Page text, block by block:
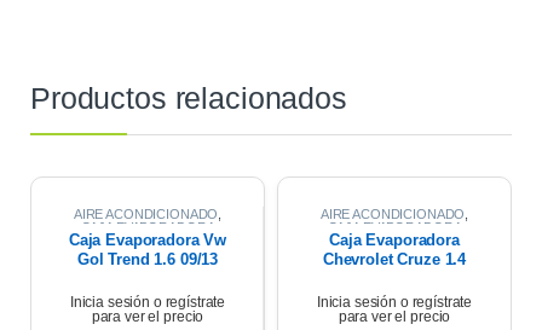
Productos relacionados
AIRE ACONDICIONADO
CAJA EVAPORADORA
Caja Evaporadora Vw
Gol Trend 1.6 09/13
Inicia sesión o regístrate
para ver el precio
AIRE ACONDICIONADO
CAJA EVAPORADORA
Caja Evaporadora
Chevrolet Cruze 1.4
Inicia sesión o regístrate
para ver el precio